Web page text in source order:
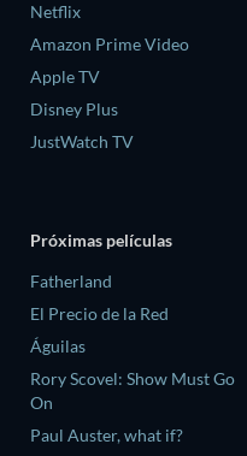
Netflix
Amazon Prime Video
Apple TV
Disney Plus
JustWatch TV
Próximas películas
Fatherland
El Precio de la Red
Águilas
Rory Scovel: Show Must Go
On
Paul Auster, what if?